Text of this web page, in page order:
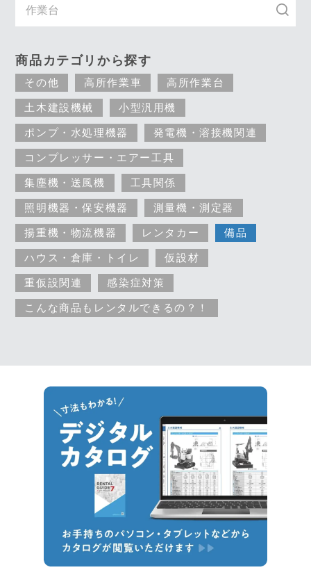
商品カテゴリから探す
その他 高所作業車 高所作業台
土木建設機械 小型汎用機
ポンプ・水処理機器 発電機・溶接機関連
コンプレッサー・エアー工具
集塵機・送風機 工具関係
照明機器・保安機器 測量機・測定器
揚重機・物流機器 レンタカー 備品
ハウス・倉庫・トイレ 仮設材
重仮設関連 感染症対策
こんな商品もレンタルできるの？！